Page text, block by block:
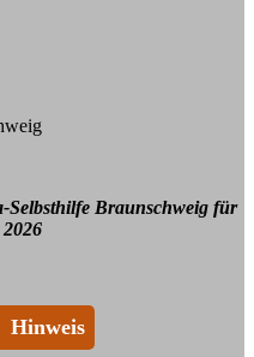
Selbsthilfe Braunschweig für
Hinweis